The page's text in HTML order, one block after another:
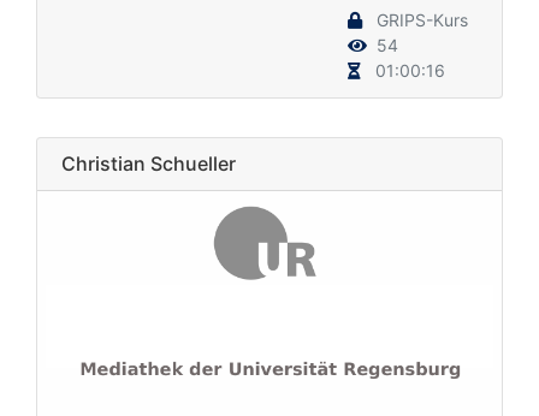
GRIPS-Kurs
54
01:00:16
Christian Schueller